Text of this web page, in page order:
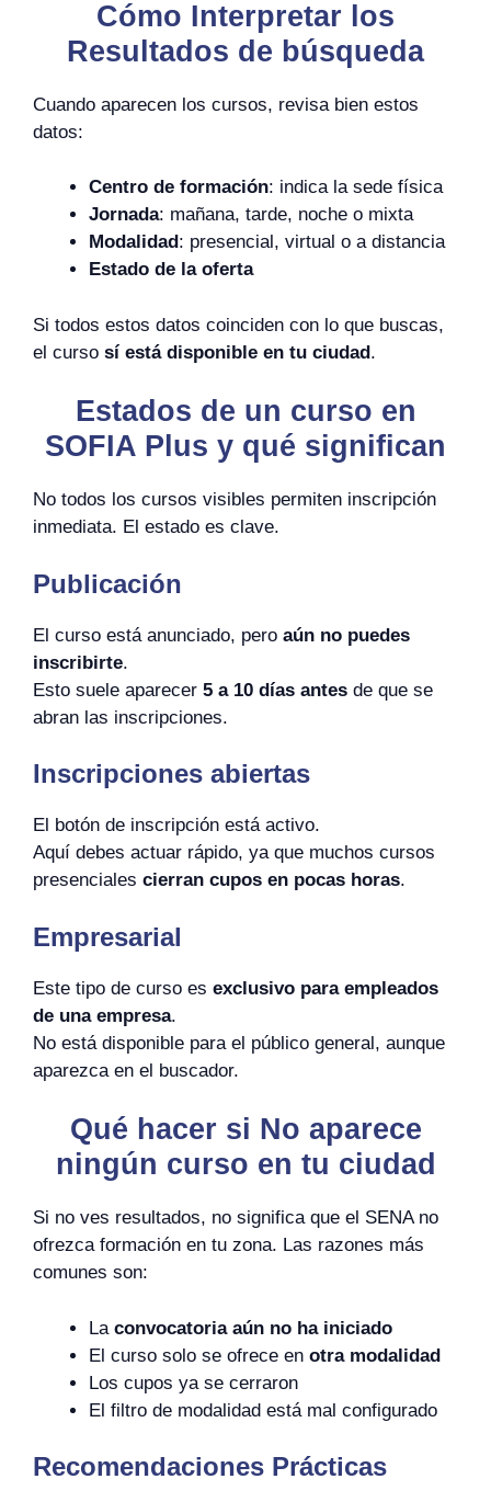
Cómo Interpretar los
Resultados de búsqueda
Cuando aparecen los cursos, revisa bien estos
datos:
Centro de formación: indica la sede física
Jornada: mañana, tarde, noche o mixta
Modalidad: presencial, virtual o a distancia
Estado de la oferta
Si todos estos datos coinciden con lo que buscas,
el curso sí está disponible en tu ciudad.
Estados de un curso en
SOFIA Plus y qué significan
No todos los cursos visibles permiten inscripción
inmediata. El estado es clave.
Publicación
El curso está anunciado, pero aún no puedes
inscribirte.
Esto suele aparecer 5 a 10 días antes de que se
abran las inscripciones.
Inscripciones abiertas
El botón de inscripción está activo.
Aquí debes actuar rápido, ya que muchos cursos
presenciales cierran cupos en pocas horas.
Empresarial
Este tipo de curso es exclusivo para empleados
de una empresa.
No está disponible para el público general, aunque
aparezca en el buscador.
Qué hacer si No aparece
ningún curso en tu ciudad
Si no ves resultados, no significa que el SENA no
ofrezca formación en tu zona. Las razones más
comunes son:
La convocatoria aún no ha iniciado
El curso solo se ofrece en otra modalidad
Los cupos ya se cerraron
El filtro de modalidad está mal configurado
Recomendaciones Prácticas